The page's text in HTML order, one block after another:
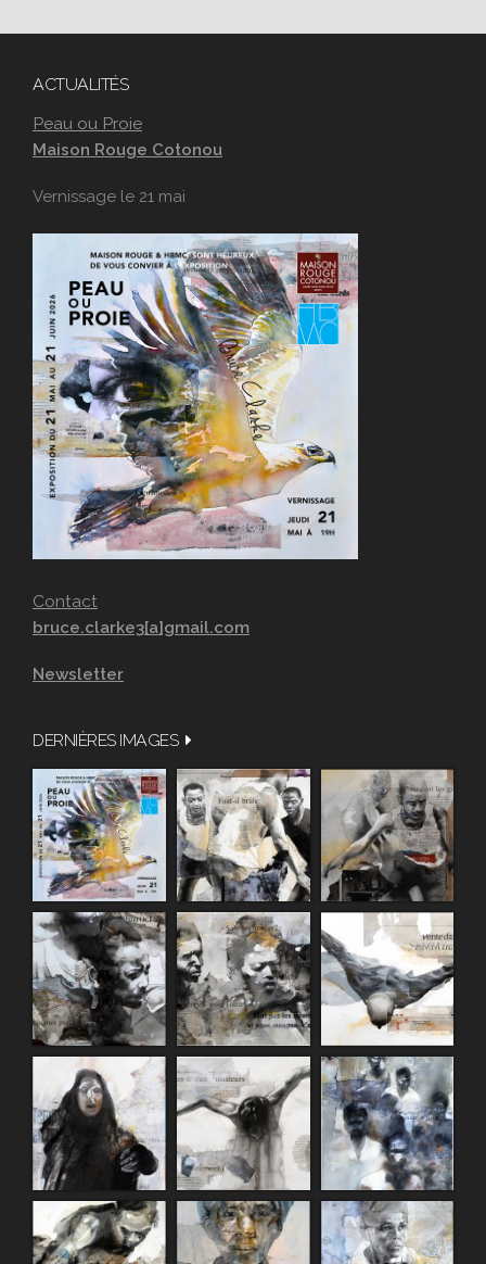
ACTUALITÉS
Peau ou Proie
Maison Rouge Cotonou
Vernissage le 21 mai
Contact
bruce.clarke3[a]gmail.com
Newsletter
DERNIÈRES IMAGES